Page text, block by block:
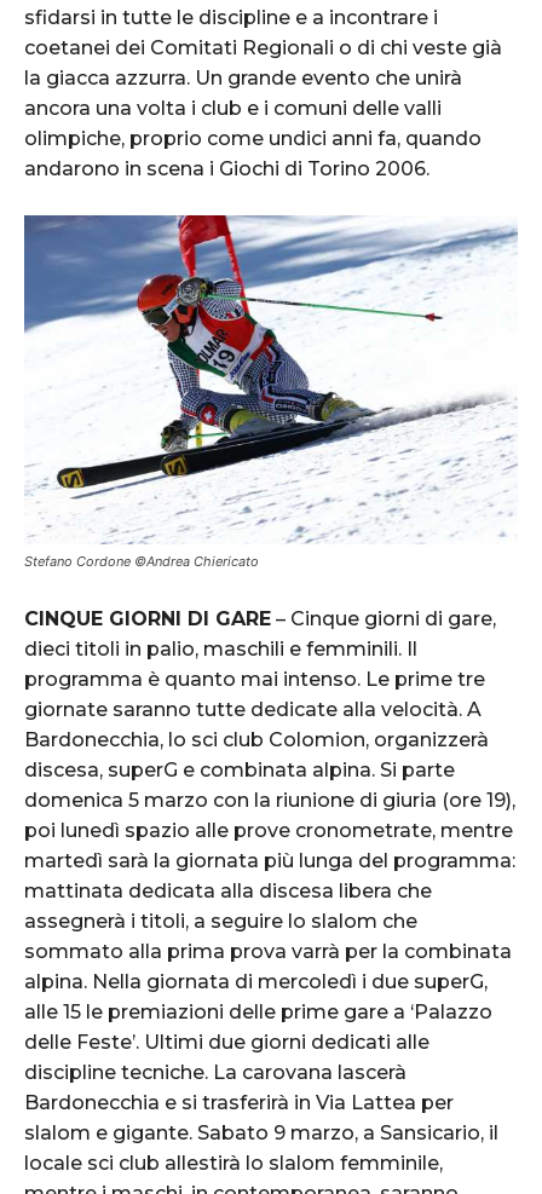
sfidarsi in tutte le discipline e a incontrare i
coetanei dei Comitati Regionali o di chi veste già
la giacca azzurra. Un grande evento che unirà
ancora una volta i club e i comuni delle valli
olimpiche, proprio come undici anni fa, quando
andarono in scena i Giochi di Torino 2006.
Stefano Cordone ©Andrea Chiericato
CINQUE GIORNI DI GARE – Cinque giorni di gare,
dieci titoli in palio, maschili e femminili. Il
programma è quanto mai intenso. Le prime tre
giornate saranno tutte dedicate alla velocità. A
Bardonecchia, lo sci club Colomion, organizzerà
discesa, superG e combinata alpina. Si parte
domenica 5 marzo con la riunione di giuria (ore 19),
poi lunedì spazio alle prove cronometrate, mentre
martedì sarà la giornata più lunga del programma:
mattinata dedicata alla discesa libera che
assegnerà i titoli, a seguire lo slalom che
sommato alla prima prova varrà per la combinata
alpina. Nella giornata di mercoledì i due superG,
alle 15 le premiazioni delle prime gare a ‘Palazzo
delle Feste’. Ultimi due giorni dedicati alle
discipline tecniche. La carovana lascerà
Bardonecchia e si trasferirà in Via Lattea per
slalom e gigante. Sabato 9 marzo, a Sansicario, il
locale sci club allestirà lo slalom femminile,